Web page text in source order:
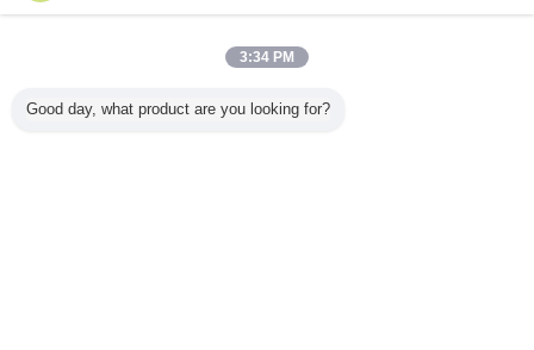
3:34 PM
Good day, what product are you looking for?